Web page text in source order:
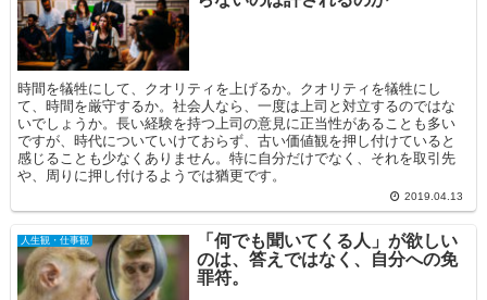
時間を犠牲にして、クオリティを上げるか。クオリティを犠牲にし
て、時間を厳守するか。社会人なら、一度は上司と対立するのではな
いでしょうか。長い経験を持つ上司の意見に正当性があることも多い
ですが、時代についていけておらず、古い価値観を押し付けていると
感じることも少なくありません。特に自分だけでなく、それを取引先
や、周りに押し付けるようでは猶更です。
2019.04.13
人生観・仕事観
「何でも聞いてくる人」が欲しい
のは、答えではなく、自分への免
罪符。